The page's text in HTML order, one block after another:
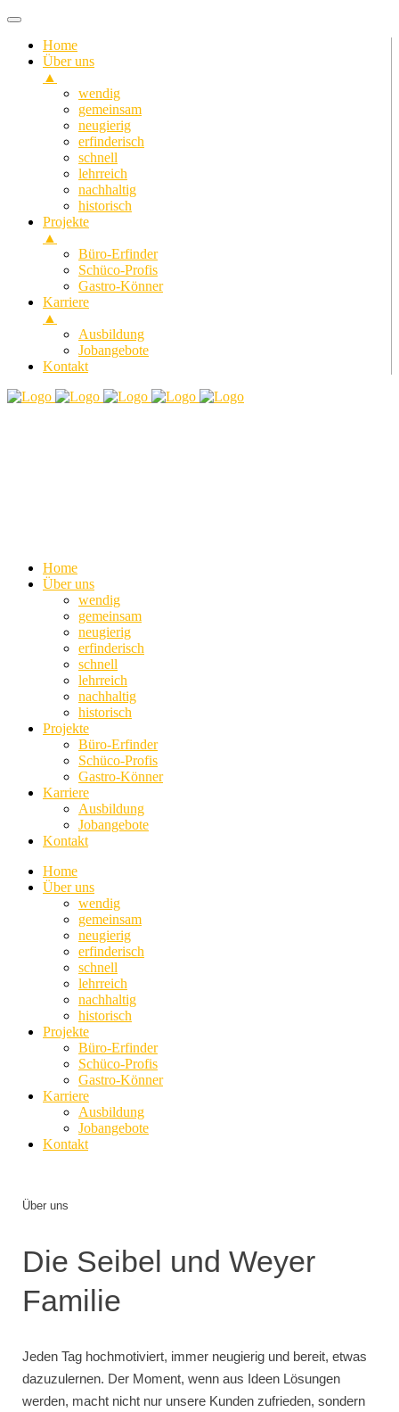
Home
Über uns
▲
wendig
gemeinsam
neugierig
erfinderisch
schnell
lehrreich
nachhaltig
historisch
Projekte
▲
Büro-Erfinder
Schüco-Profis
Gastro-Könner
Karriere
▲
Ausbildung
Jobangebote
Kontakt
Home
Über uns
wendig
gemeinsam
neugierig
erfinderisch
schnell
lehrreich
nachhaltig
historisch
Projekte
Büro-Erfinder
Schüco-Profis
Gastro-Könner
Karriere
Ausbildung
Jobangebote
Kontakt
Home
Über uns
wendig
gemeinsam
neugierig
erfinderisch
schnell
lehrreich
nachhaltig
historisch
Projekte
Büro-Erfinder
Schüco-Profis
Gastro-Könner
Karriere
Ausbildung
Jobangebote
Kontakt
Über uns
Die Seibel und Weyer
Familie
Jeden Tag hochmotiviert, immer neugierig und bereit, etwas
dazuzulernen. Der Moment, wenn aus Ideen Lösungen
werden, macht nicht nur unsere Kunden zufrieden, sondern